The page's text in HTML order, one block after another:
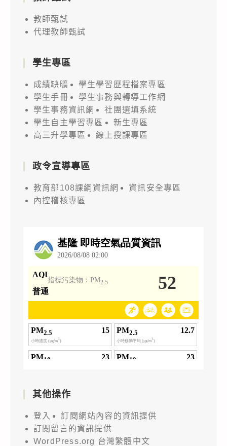
教師甄試
代理教師甄試
學生專區
成績缺曠
學生學習歷程檔案專區
學生手冊
學生事務與轉導工作網
學生事務資訊網
社團選填系統
學生自主學習專區
新生專區
高三升學專區
線上授課專區
政令宣導專區
教育部108課綱資訊網
資訊安全專區
內控稽核專區
其他操作
登入
訂閱網站內容的資訊提供
訂閱留言的資訊提供
WordPress.org 台灣繁體中文